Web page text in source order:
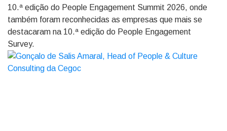
10.ª edição do People Engagement Summit 2026, onde
também foram reconhecidas as empresas que mais se
destacaram na 10.ª edição do People Engagement
Survey.